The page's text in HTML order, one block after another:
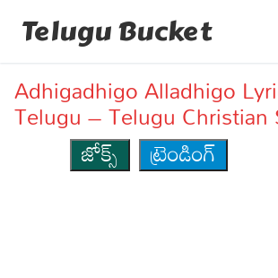
Telugu Bucket
Adhigadhigo Alladhigo
Telugu – Telugu Christian
జోక్స్
ట్రెండింగ్